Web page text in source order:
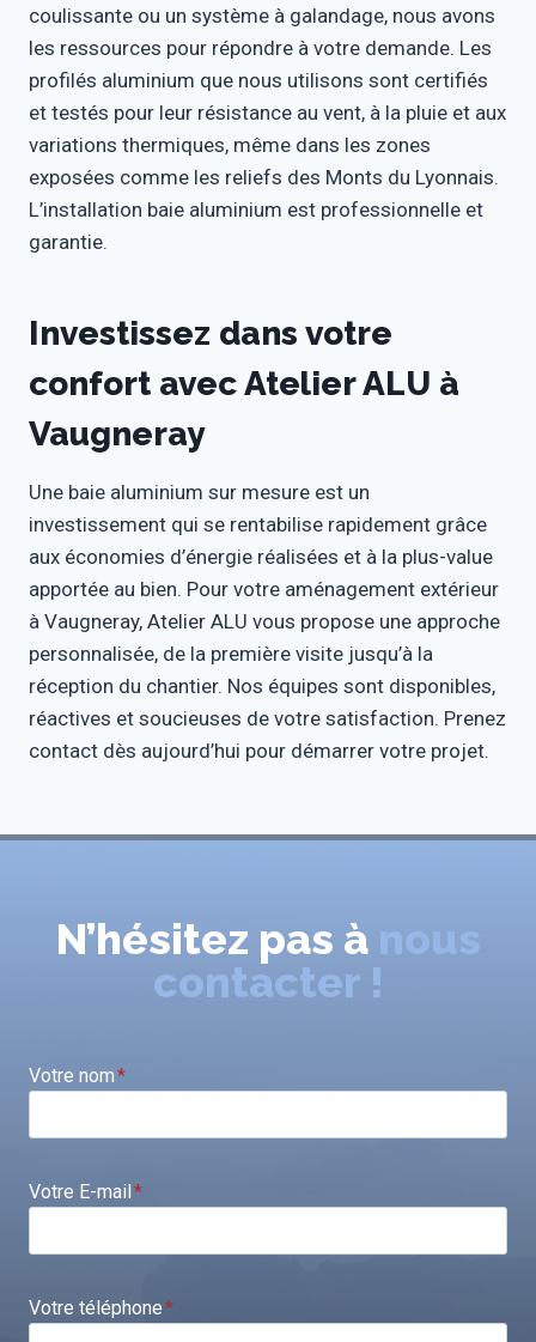
coulissante ou un système à galandage, nous avons
les ressources pour répondre à votre demande. Les
profilés aluminium que nous utilisons sont certifiés
et testés pour leur résistance au vent, à la pluie et aux
variations thermiques, même dans les zones
exposées comme les reliefs des Monts du Lyonnais.
L’installation baie aluminium est professionnelle et
garantie.
Investissez dans votre
confort avec Atelier ALU à
Vaugneray
Une baie aluminium sur mesure est un
investissement qui se rentabilise rapidement grâce
aux économies d’énergie réalisées et à la plus-value
apportée au bien. Pour votre aménagement extérieur
à Vaugneray, Atelier ALU vous propose une approche
personnalisée, de la première visite jusqu’à la
réception du chantier. Nos équipes sont disponibles,
réactives et soucieuses de votre satisfaction. Prenez
contact dès aujourd’hui pour démarrer votre projet.
N’hésitez pas à nous
contacter !
Votre nom*
Votre E-mail*
Votre téléphone*